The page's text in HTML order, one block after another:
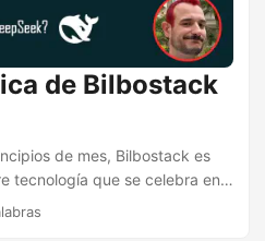
de Bilbostack
de mes, Bilbostack es
tecnología que se celebra en
el 25 de enero en el Palacio